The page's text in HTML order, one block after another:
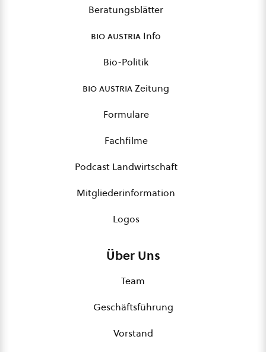
Beratungsblätter
bio austria Info
Bio-Politik
bio austriaZeitung
Formulare
Fachfilme
Podcast Landwirtschaft
Mitgliederinformation
Logos
Über Uns
Team
Geschäftsführung
Vorstand